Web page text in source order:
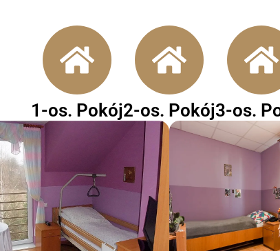
1-os. Pokój2-os. Pokój3-os.